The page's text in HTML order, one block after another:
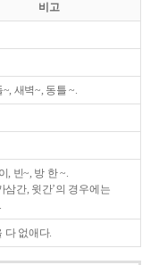
비고
~, 새벽~, 동틀 ~.
, 빈~, 방 한 ~.
삼간, 윗간’의 경우에는
다 없애다.